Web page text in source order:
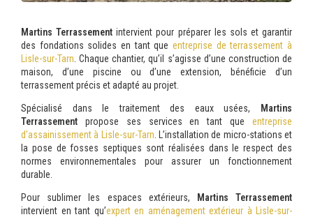
Martins Terrassement intervient pour préparer les sols et garantir
des fondations solides en tant que entreprise de terrassement à
Lisle-sur-Tarn . Chaque chantier, qu’il s’agisse d’une construction de
maison, d’une piscine ou d’une extension, bénéficie d’un
terrassement précis et adapté au projet.
Spécialisé dans le traitement des eaux usées, Martins
Terrassement propose ses services en tant que entreprise
d'assainissement à Lisle-sur-Tarn . L’installation de micro-stations et
la pose de fosses septiques sont réalisées dans le respect des
normes environnementales pour assurer un fonctionnement
durable.
Pour sublimer les espaces extérieurs, Martins Terrassement
intervient en tant qu’expert en aménagement extérieur à Lisle-sur-